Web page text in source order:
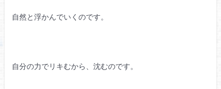
自然と浮かんでいくのです。
自分の力でリキむから、沈むのです。